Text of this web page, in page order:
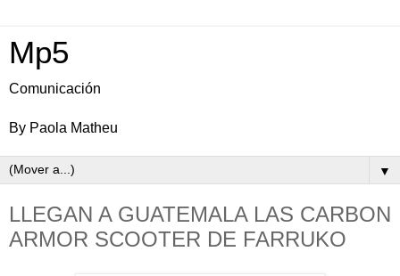
Mp5
Comunicación
By Paola Matheu
▼
LLEGAN A GUATEMALA LAS CARBON
ARMOR SCOOTER DE FARRUKO